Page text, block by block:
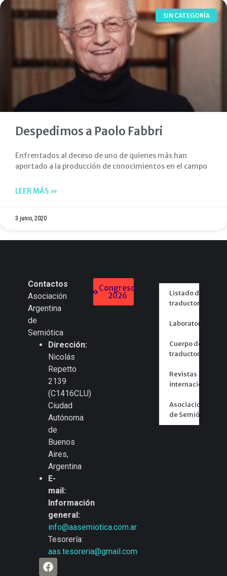
SIN CATEGORÍA
Despedimos a Paolo Fabbri
Enfrentados al deceso de uno de quienes más han
aportado a la producción de conocimientos en el campo
LEER MÁS »
3 junio, 2020
Contactos
Asociación
Argentina
de
Semiótica
Dirección:
Nicolás
Repetto
2139
(C1416CLU)
Ciudad
Autónoma
de
Buenos
Aires,
Argentina
E-
mail:
Información
general:
info@aasemiotica.com.ar
Tesorería:
aas.tesoreria@gmail.com
Congreso
2026
Listado de
traductores
Laboratorios
Cuerpo de
traductores
Revistas
internacionales
Asociaciones
de Semiótica